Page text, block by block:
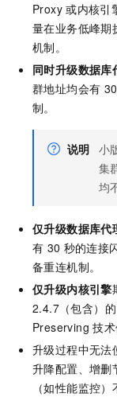
Proxy 或内核引
量在业务低峰期
机制。
同时升级数据
群地址均会有
制。
说明 小
集
均
仅升级数据库代
有 30 秒的连接
备重连机制。
仅升级内核引擎
2.4.7（包含） 的
Preserving 技
升级过程中无法
升降配置、增删
（如性能监控）